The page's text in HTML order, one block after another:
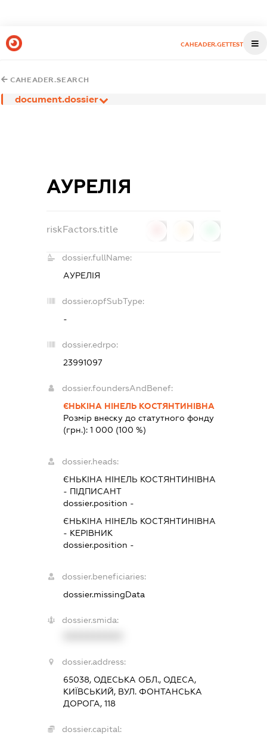
CAHEADER.GETTEST
CAHEADER.SEARCH
document.dossier
АУРЕЛІЯ
riskFactors.title
dossier.fullName:
АУРЕЛІЯ
dossier.opfSubType:
-
dossier.edrpo:
23991097
dossier.foundersAndBenef:
ЄНЬКІНА НІНЕЛЬ КОСТЯНТИНІВНА
Розмір внеску до статутного фонду
(грн.): 1 000 (100 %)
dossier.heads:
ЄНЬКІНА НІНЕЛЬ КОСТЯНТИНІВНА
- ПІДПИСАНТ
dossier.position -
ЄНЬКІНА НІНЕЛЬ КОСТЯНТИНІВНА
- КЕРІВНИК
dossier.position -
dossier.beneficiaries:
dossier.missingData
dossier.smida:
dossier.address:
65038, ОДЕСЬКА ОБЛ., ОДЕСА,
КИЇВСЬКИЙ, ВУЛ. ФОНТАНСЬКА
ДОРОГА, 118
dossier.capital: